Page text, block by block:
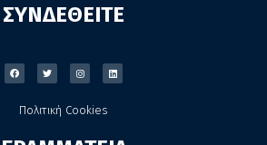
ΣΥΝΔΕΘΕΙΤΕ
Πολιτική Cookies